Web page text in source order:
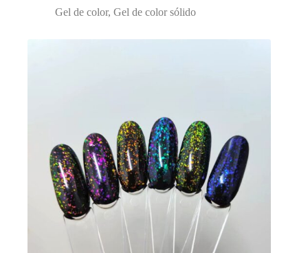
Gel de color, Gel de color sólido